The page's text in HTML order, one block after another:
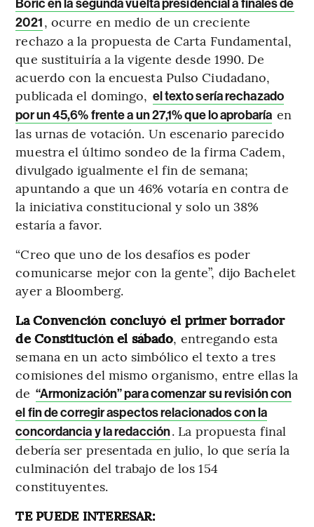
Boric en la segunda vuelta presidencial a finales de
2021, ocurre en medio de un creciente
rechazo a la propuesta de Carta Fundamental,
que sustituiría a la vigente desde 1990. De
acuerdo con la encuesta Pulso Ciudadano,
publicada el domingo, el texto sería rechazado
por un 45,6% frente a un 27,1% que lo aprobaría en
las urnas de votación. Un escenario parecido
muestra el último sondeo de la firma Cadem,
divulgado igualmente el fin de semana;
apuntando a que un 46% votaría en contra de
la iniciativa constitucional y solo un 38%
estaría a favor.
“Creo que uno de los desafíos es poder
comunicarse mejor con la gente”, dijo Bachelet
ayer a Bloomberg.
La Convención concluyó el primer borrador
de Constitución el sábado, entregando esta
semana en un acto simbólico el texto a tres
comisiones del mismo organismo, entre ellas la
de “Armonización” para comenzar su revisión con
el fin de corregir aspectos relacionados con la
concordancia y la redacción. La propuesta final
debería ser presentada en julio, lo que sería la
culminación del trabajo de los 154
constituyentes.
TE PUEDE INTERESAR: